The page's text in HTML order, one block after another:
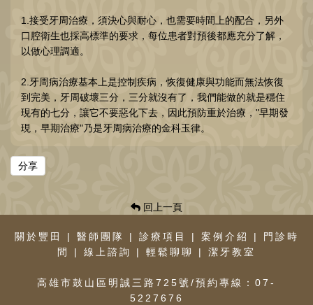
1.接受牙周治療，須決心與耐心，也需要時間上的配合，另外
口腔衛生也採高標準的要求，每位患者對預後都應充分了解，
以做心理調適。
2.牙周病治療基本上是控制疾病，恢復健康與功能而無法恢復
到完美，牙周破壞三分，三分就沒有了，我們能做的就是穩住
現有的七分，讓它不要惡化下去，因此預防重於治療，"早期發
現，早期治療"乃是牙周病治療的金科玉律。
分享
回上一頁
關於豐田 | 醫師團隊 | 診療項目 | 案例介紹 |
門診時
間
| 線上諮詢 | 輕鬆聊聊 | 潔牙教室
高雄市鼓山區明誠三路725號/預約專線：07-
5227676